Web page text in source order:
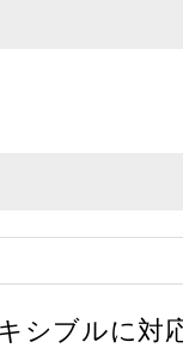
シブルに対